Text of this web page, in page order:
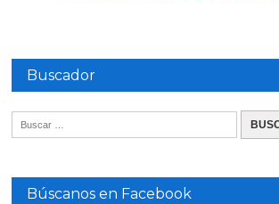
Buscador
Búscanos en Facebook